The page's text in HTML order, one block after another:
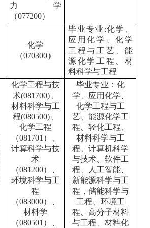
力学
（077200）
化学
（070300）
毕业专业:化学、
应用化学、化学
工程与工艺、能
源化学工程、材
料科学与工程
化学工程与技
术(081700)、
材料科学与工
程(080500)、
化学工程
（081701）、
计算科学与技
术
（081200）、
环境科学与工
程
（083000）、
材料学
（080501）、
毕业专业：化
学、应用化学、
化学工程与工
艺、能源化学工
程、轻化工程、
材料科学与工
程、计算机科学
与技术、软件工
程、人工智能、
新能源科学与工
程，储能科学与
工程、环境工
程、高分子材料
与工程、材料化